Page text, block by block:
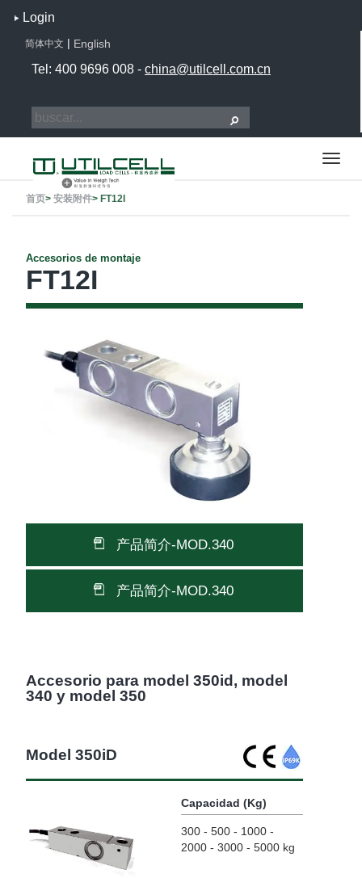
Login
简体中文 | English
Tel: 400 9696 008 - china@utilcell.com.cn
首页> 安装附件> FT12I
Accesorios de montaje
FT12I
产品简介-MOD.340
产品简介-MOD.340
Accesorio para model 350id, model
340 y model 350
Model 350iD
Capacidad (Kg)
300 - 500 - 1000 -
2000 - 3000 - 5000 kg